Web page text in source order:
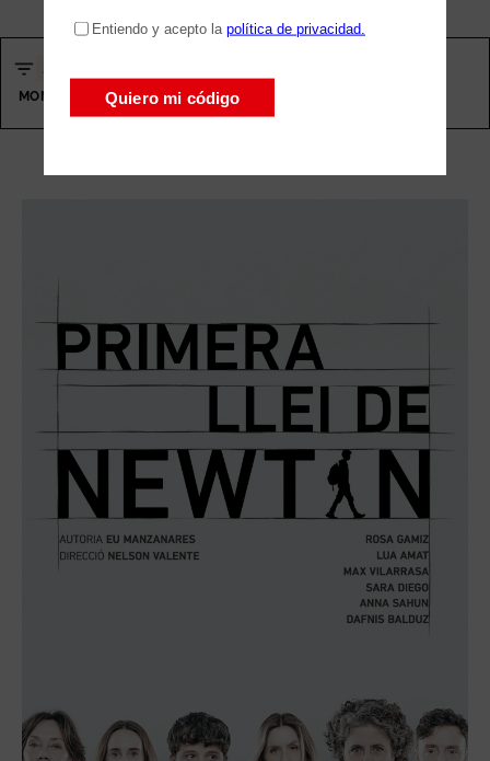
ALL
MONÒLEG